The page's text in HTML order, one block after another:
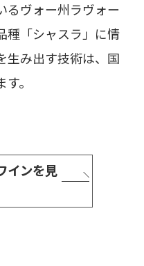
るヴォー州ラヴォー
種「シャスラ」に情
生み出す技術は、国
。
インを見